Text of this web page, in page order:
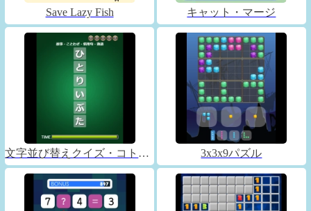
Save Lazy Fish キャット・マージ
文字並び替えクイズ・コトバックス 3x3x9パズル